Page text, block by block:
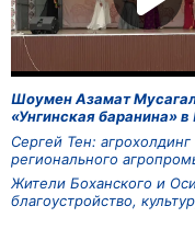
Шоумен Азамат
«Унгинская баранина»
Сергей Тен:
регионального
Жители Боханского и
благоустройство,